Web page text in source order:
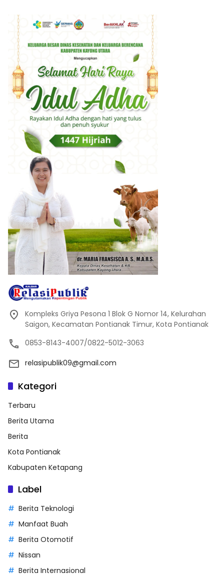
Kompleks Griya Pesona 1 Blok G Nomor 14, Kelurahan
Saigon, Kecamatan Pontianak Timur, Kota Pontianak
0853-8143-4007/0822-5012-3063
relasipublik09@gmail.com
Kategori
Terbaru
Berita Utama
Berita
Kota Pontianak
Kabupaten Ketapang
Label
Berita Teknologi
Manfaat Buah
Berita Otomotif
Nissan
Berita Internasional